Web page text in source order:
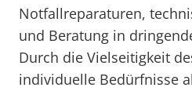
Notfallreparaturen,
und Beratung in
Durch die Vielseitigkeit
individuelle Bedürfnisse